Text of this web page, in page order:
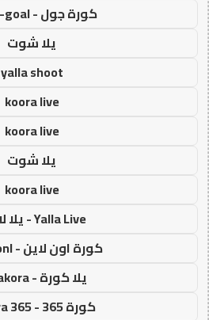
كورة جول - koora-goal
يلا شوت
yalla shoot
koora live
koora live
يلا شوت
koora live
Yalla Live - يلا لايف
كورة اون لاين - koora onl
يلا كورة - yallakora
كورة 365 - kooora 365